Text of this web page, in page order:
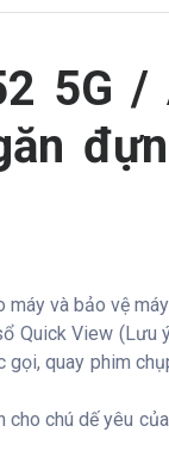
5G
máy và bảo vệ
Quick View (Lưu
quay phim
chú dế yêu